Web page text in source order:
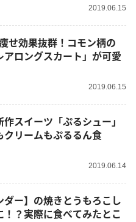
2019.06.15
せ効果抜群！コモン柄の
アロングスカート」が可愛
2019.06.15
作スイーツ「ぷるシュー」
クリームもぷるるん食
2019.06.14
ダー】の焼きとうもろこし
！？実際に食べてみたとこ